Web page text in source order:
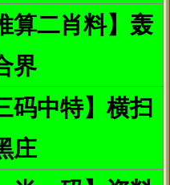
上的污垢，其中的维生素
薄薄的切片，敷在脸上十
，长期坚持，就可以看到明